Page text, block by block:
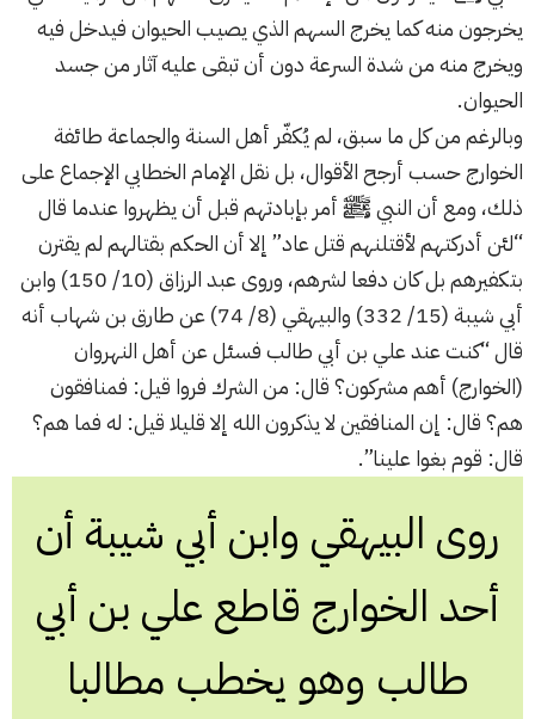
يخرجون منه كما يخرج السهم الذي يصيب الحيوان فيدخل فيه
ويخرج منه من شدة السرعة دون أن تبقى عليه آثار من جسد
الحيوان.
وبالرغم من كل ما سبق، لم يُكفّر أهل السنة والجماعة طائفة
الخوارج حسب أرجح الأقوال، بل نقل الإمام الخطابي الإجماع على
ذلك، ومع أن النبي ﷺ أمر بإبادتهم قبل أن يظهروا عندما قال
“لئن أدركتهم لأقتلنهم قتل عاد” إلا أن الحكم بقتالهم لم يقترن
بتكفيرهم بل كان دفعا لشرهم، وروى عبد الرزاق (10/ 150) وابن
أبي شيبة (15/ 332) والبيهقي (8/ 74) عن طارق بن شهاب أنه
قال “كنت عند علي بن أبي طالب فسئل عن أهل النهروان
(الخوارج) أهم مشركون؟ قال: من الشرك فروا قيل: فمنافقون
هم؟ قال: إن المنافقين لا يذكرون الله إلا قليلا قيل: له فما هم؟
قال: قوم بغوا علينا”.
روى البيهقي وابن أبي شيبة أن
أحد الخوارج قاطع علي بن أبي
طالب وهو يخطب مطالبا